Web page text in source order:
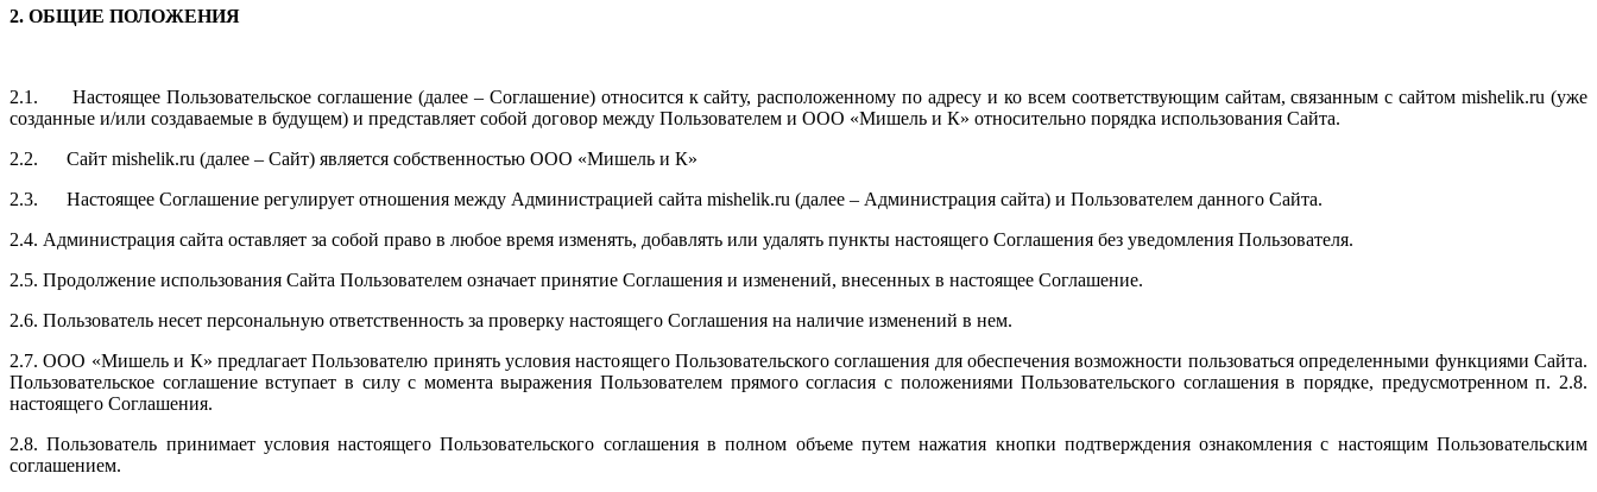
2. ОБЩИЕ ПОЛОЖЕНИЯ
2.1.
Настоящее Пользовательское соглашение (далее – Соглашение) относится к сайту, расположенному по адресу и ко всем соответствующим сайтам, связанным с сайтом mishelik.ru (уже
созданные и/или создаваемые в будущем) и представляет собой договор между Пользователем и ООО «Мишель и К» относительно порядка использования Сайта.
2.2.
Сайт mishelik.ru (далее – Сайт) является собственностью ООО «Мишель и К»
2.3.
Настоящее Соглашение регулирует отношения между Администрацией сайта mishelik.ru (далее – Администрация сайта) и Пользователем данного Сайта.
2.4. Администрация сайта оставляет за собой право в любое время изменять, добавлять или удалять пункты настоящего Соглашения без уведомления Пользователя.
2.5. Продолжение использования Сайта Пользователем означает принятие Соглашения и изменений, внесенных в настоящее Соглашение.
2.6. Пользователь несет персональную ответственность за проверку настоящего Соглашения на наличие изменений в нем.
2.7. ООО «Мишель и К» предлагает Пользователю принять условия настоящего Пользовательского соглашения для обеспечения возможности пользоваться определенными функциями Сайта.
Пользовательское соглашение вступает в силу с момента выражения Пользователем прямого согласия с положениями Пользовательского соглашения в порядке, предусмотренном п. 2.8.
настоящего Соглашения.
2.8. Пользователь принимает условия настоящего Пользовательского соглашения в полном объеме путем нажатия кнопки подтверждения ознакомления с настоящим Пользовательским
соглашением.